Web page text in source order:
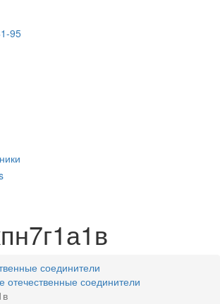
95
соединители
отечественные соединители